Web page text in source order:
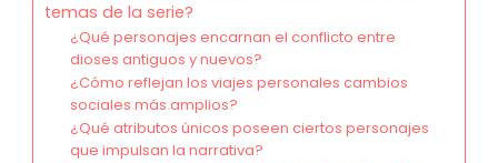
temas de la serie?
¿Qué personajes encarnan el conflicto entre
dioses antiguos y nuevos?
¿Cómo reflejan los viajes personales cambios
sociales más amplios?
¿Qué atributos únicos poseen ciertos personajes
que impulsan la narrativa?